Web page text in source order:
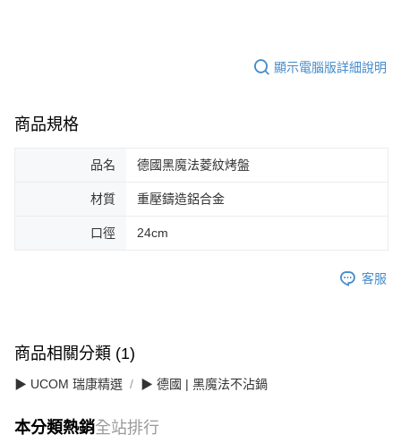
顯示電腦版詳細說明
商品規格
品名 德國黑魔法菱紋烤盤
材質 重壓鑄造鋁合金
口徑 24cm
客服
商品相關分類 (1)
▶ UCOM 瑞康精選 ▶ 德國 | 黑魔法不沾鍋
本分類熱銷全站排行